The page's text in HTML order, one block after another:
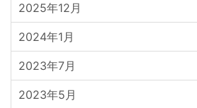
2025年12月
2024年1月
2023年7月
2023年5月